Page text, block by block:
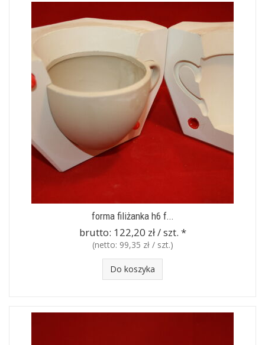
forma filiżanka h6 f...
brutto: 122,20 zł / szt. *
(netto: 99,35 zł / szt.)
Do koszyka